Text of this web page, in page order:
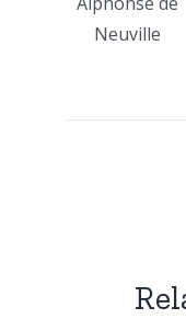
Neuville